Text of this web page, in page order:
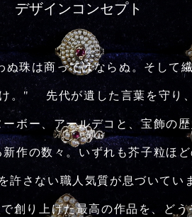
デザインコンセプト
珠は商ってはならぬ。そして
。" 先代が遺した言葉を守り
ボー、アールデコと、宝飾の
作の数々。いずれも芥子粒ほ
許さない職人気質が息づいてい
創り上げた最高の作品を、ど